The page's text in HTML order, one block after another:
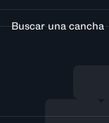
Buscar una cancha